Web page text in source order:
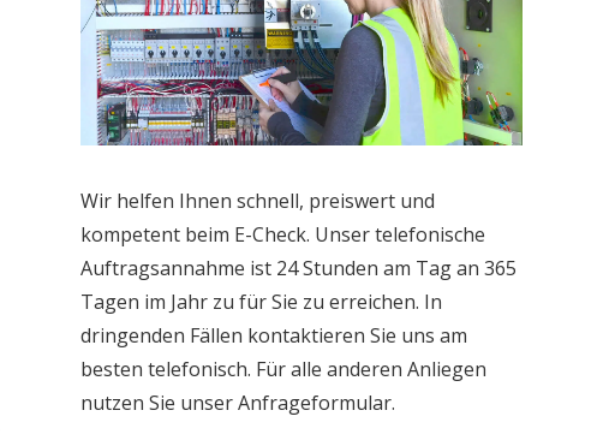
Wir helfen Ihnen schnell, preiswert und
kompetent beim E-Check. Unser telefonische
Auftragsannahme ist 24 Stunden am Tag an 365
Tagen im Jahr zu für Sie zu erreichen. In
dringenden Fällen kontaktieren Sie uns am
besten telefonisch. Für alle anderen Anliegen
nutzen Sie unser Anfrageformular.